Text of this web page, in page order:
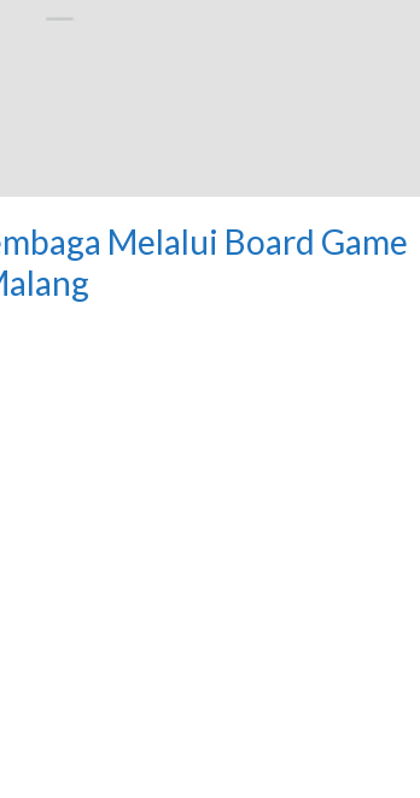
Melalui Board Game